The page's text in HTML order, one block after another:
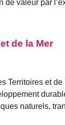
de valeur par
de la Mer
Territoires et de
naturels,